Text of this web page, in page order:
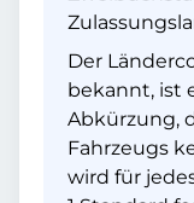
Der
bekannt, ist
Abkürzung,
Fahrzeugs
wird für